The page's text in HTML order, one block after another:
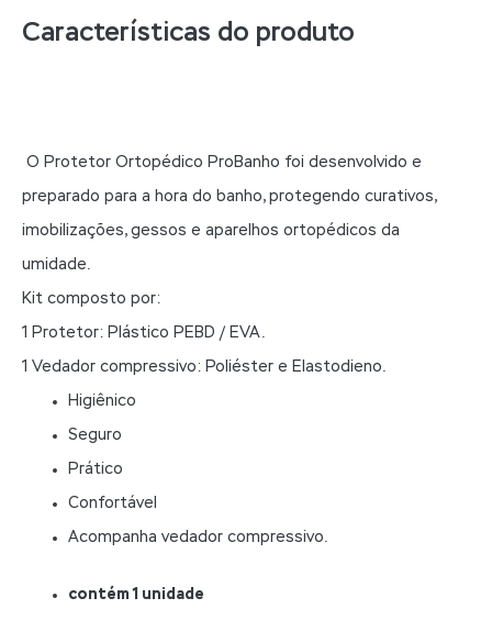
Características do produto
O Protetor Ortopédico ProBanho foi desenvolvido e
preparado para a hora do banho, protegendo curativos,
imobilizações, gessos e aparelhos ortopédicos da
umidade.
Kit composto por:
1 Protetor: Plástico PEBD / EVA.
1 Vedador compressivo: Poliéster e Elastodieno.
Higiênico
Seguro
Prático
Confortável
Acompanha vedador compressivo.
contém 1 unidade